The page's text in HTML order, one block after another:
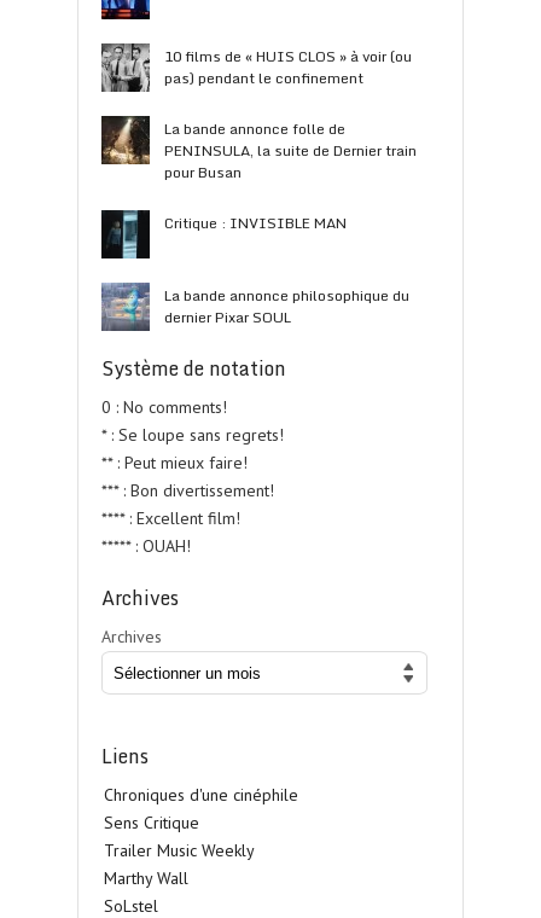
10 films de « HUIS CLOS » à voir (ou
pas) pendant le confinement
La bande annonce folle de
PENINSULA, la suite de Dernier train
pour Busan
Critique : INVISIBLE MAN
La bande annonce philosophique du
dernier Pixar SOUL
Système de notation
0 : No comments!
* : Se loupe sans regrets!
** : Peut mieux faire!
*** : Bon divertissement!
**** : Excellent film!
***** : OUAH!
Archives
Archives
Liens
Chroniques d'une cinéphile
Sens Critique
Trailer Music Weekly
Marthy Wall
SoLstel